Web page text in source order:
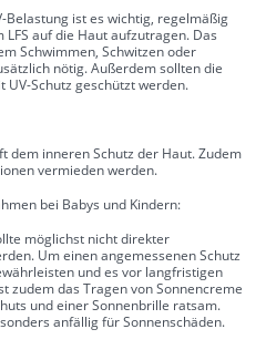
Belastung ist es wichtig, regelmäßig
auf die Haut aufzutragen. Das
Schwimmen, Schwitzen oder
nötig. Außerdem sollten die
UV-Schutz geschützt werden.
dem inneren Schutz der Haut. Zudem
vermieden werden.
bei Babys und Kindern:
möglichst nicht direkter
Um einen angemessenen Schutz
und es vor langfristigen
zudem das Tragen von Sonnencreme
und einer Sonnenbrille ratsam.
anfällig für Sonnenschäden.